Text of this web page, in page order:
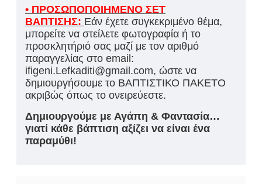
• ΠΡΟΣΩΠΟΠΟΙΗΜΕΝΟ ΣΕΤ
ΒΑΠΤΙΣΗΣ: Εάν έχετε συγκεκριμένο θέμα,
μπορείτε να στείλετε φωτογραφία ή το
προσκλητήριό σας μαζί με τον αριθμό
παραγγελίας στο email:
ifigeni.Lefkaditi@gmail.com, ώστε να
δημιουργήσουμε το ΒΑΠΤΙΣΤΙΚΟ ΠΑΚΕΤΟ
ακριβώς όπως το ονειρεύεστε.
Δημιουργούμε με Αγάπη & Φαντασία…
γιατί κάθε βάπτιση αξίζει να είναι ένα
παραμύθι!